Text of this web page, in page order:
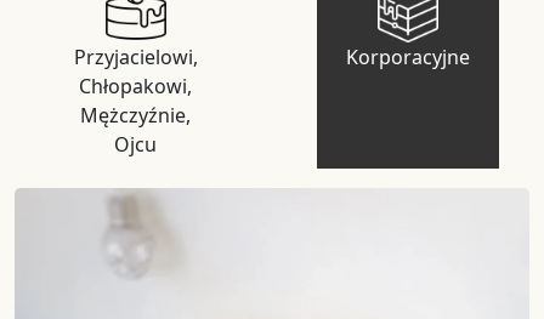
Przyjacielowi,
Chłopakowi,
Mężczyźnie,
Ojcu
Korporacyjne